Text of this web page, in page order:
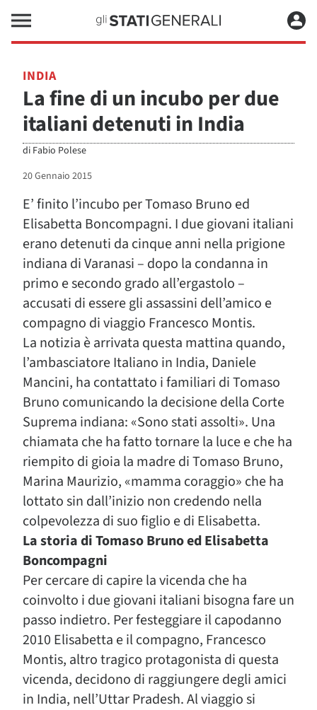
INDIA
La fine di un incubo per due
italiani detenuti in India
di Fabio Polese
20 Gennaio 2015
E’ finito l’incubo per Tomaso Bruno ed
Elisabetta Boncompagni. I due giovani italiani
erano detenuti da cinque anni nella prigione
indiana di Varanasi – dopo la condanna in
primo e secondo grado all’ergastolo –
accusati di essere gli assassini dell’amico e
compagno di viaggio Francesco Montis.
La notizia è arrivata questa mattina quando,
l’ambasciatore Italiano in India, Daniele
Mancini, ha contattato i familiari di Tomaso
Bruno comunicando la decisione della Corte
Suprema indiana: «Sono stati assolti». Una
chiamata che ha fatto tornare la luce e che ha
riempito di gioia la madre di Tomaso Bruno,
Marina Maurizio, «mamma coraggio» che ha
lottato sin dall’inizio non credendo nella
colpevolezza di suo figlio e di Elisabetta.
La storia di Tomaso Bruno ed Elisabetta
Boncompagni
Per cercare di capire la vicenda che ha
coinvolto i due giovani italiani bisogna fare un
passo indietro. Per festeggiare il capodanno
2010 Elisabetta e il compagno, Francesco
Montis, altro tragico protagonista di questa
vicenda, decidono di raggiungere degli amici
in India, nell’Uttar Pradesh. Al viaggio si